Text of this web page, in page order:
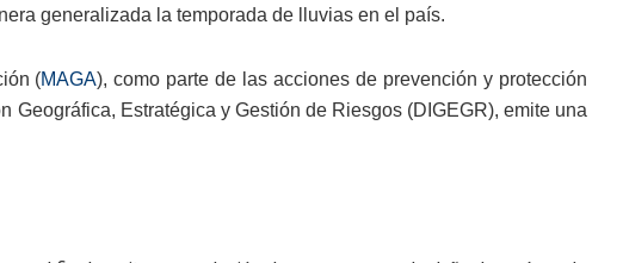
generalizada la temporada de lluvias en el país.
(MAGA), como parte de las acciones de prevención y protección
Estratégica y Gestión de Riesgos (DIGEGR), emite una